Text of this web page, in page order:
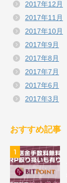
2017年12月
2017年11月
2017年10月
2017年9月
2017年8月
2017年7月
2017年6月
2017年3月
おすすめ記事
1